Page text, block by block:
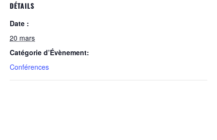
DÉTAILS
Date :
20 mars
Catégorie d’Évènement:
Conférences